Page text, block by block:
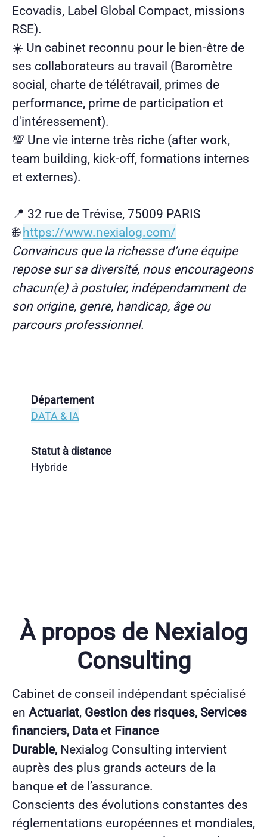
Ecovadis, Label Global Compact, missions
RSE).
☀️ Un cabinet reconnu pour le bien-être de
ses collaborateurs au travail (Baromètre
social, charte de télétravail, primes de
performance, prime de participation et
d'intéressement).
💯 Une vie interne très riche (after work,
team building, kick-off, formations internes
et externes).
📍 32 rue de Trévise, 75009 PARIS
🌐 https://www.nexialog.com/
Convaincus que la richesse d’une équipe
repose sur sa diversité, nous encourageons
chacun(e) à postuler, indépendamment de
son origine, genre, handicap, âge ou
parcours professionnel.
Département
DATA & IA
Statut à distance
Hybride
À propos de Nexialog
Consulting
Cabinet de conseil indépendant spécialisé
en Actuariat, Gestion des risques, Services
financiers, Data et Finance
Durable, Nexialog Consulting intervient
auprès des plus grands acteurs de la
banque et de l’assurance.
Conscients des évolutions constantes des
réglementations européennes et mondiales,